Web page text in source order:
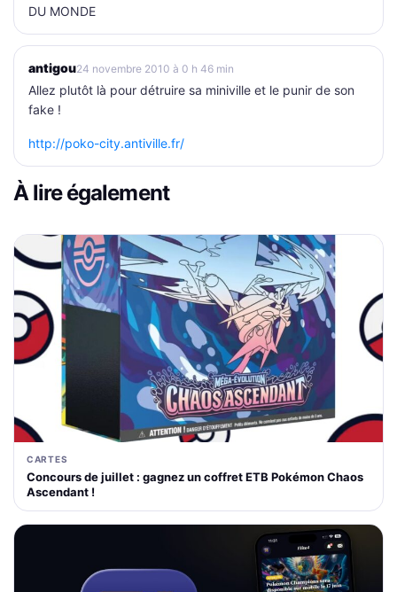
DU MONDE
antigou24 novembre 2010 à 0 h 46 min
Allez plutôt là pour détruire sa miniville et le punir de son
fake !
http://poko-city.antiville.fr/
À lire également
CARTES
Concours de juillet : gagnez un coffret ETB Pokémon Chaos
Ascendant !